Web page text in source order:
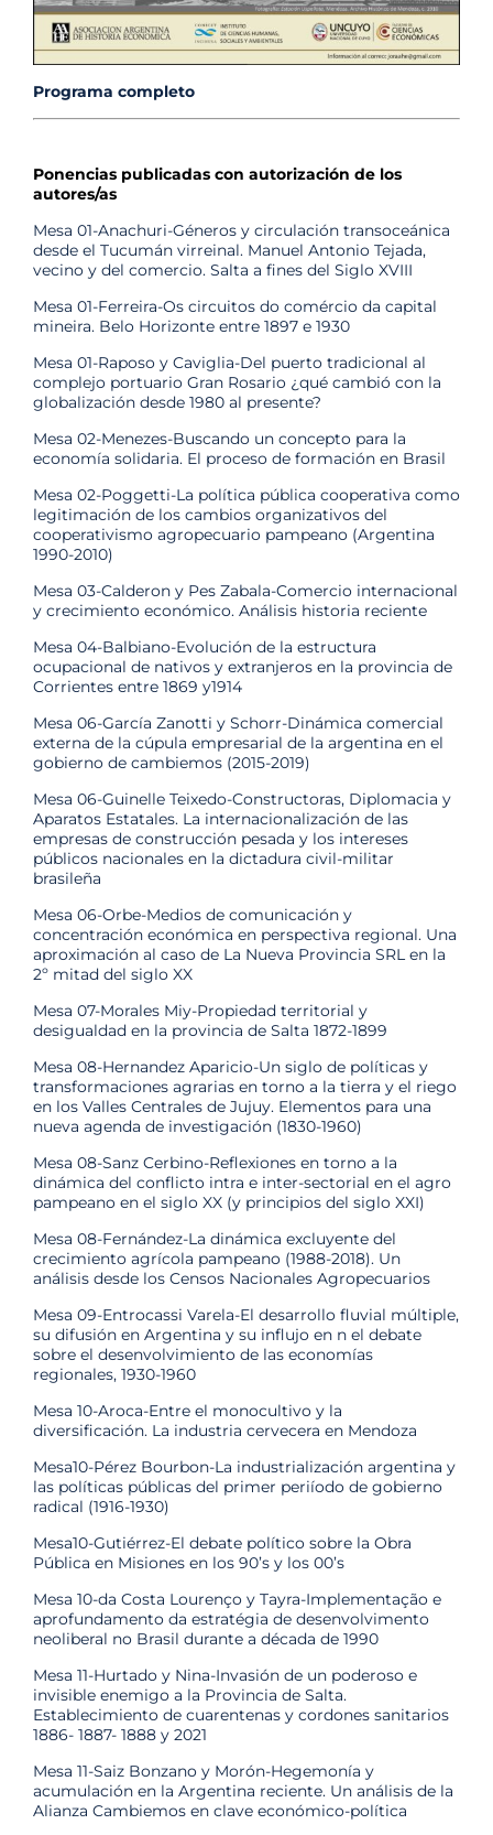
Programa completo
Ponencias publicadas con autorización de los
autores/as
Mesa 01-Anachuri-Géneros y circulación transoceánica
desde el Tucumán virreinal. Manuel Antonio Tejada,
vecino y del comercio. Salta a fines del Siglo XVIII
Mesa 01-Ferreira-Os circuitos do comércio da capital
mineira. Belo Horizonte entre 1897 e 1930
Mesa 01-Raposo y Caviglia-Del puerto tradicional al
complejo portuario Gran Rosario ¿qué cambió con la
globalización desde 1980 al presente?
Mesa 02-Menezes-Buscando un concepto para la
economía solidaria. El proceso de formación en Brasil
Mesa 02-Poggetti-La política pública cooperativa como
legitimación de los cambios organizativos del
cooperativismo agropecuario pampeano (Argentina
1990-2010)
Mesa 03-Calderon y Pes Zabala-Comercio internacional
y crecimiento económico. Análisis historia reciente
Mesa 04-Balbiano-Evolución de la estructura
ocupacional de nativos y extranjeros en la provincia de
Corrientes entre 1869 y1914
Mesa 06-García Zanotti y Schorr-Dinámica comercial
externa de la cúpula empresarial de la argentina en el
gobierno de cambiemos (2015-2019)
Mesa 06-Guinelle Teixedo-Constructoras, Diplomacia y
Aparatos Estatales. La internacionalización de las
empresas de construcción pesada y los intereses
públicos nacionales en la dictadura civil-militar
brasileña
Mesa 06-Orbe-Medios de comunicación y
concentración económica en perspectiva regional. Una
aproximación al caso de La Nueva Provincia SRL en la
2º mitad del siglo XX
Mesa 07-Morales Miy-Propiedad territorial y
desigualdad en la provincia de Salta 1872-1899
Mesa 08-Hernandez Aparicio-Un siglo de políticas y
transformaciones agrarias en torno a la tierra y el riego
en los Valles Centrales de Jujuy. Elementos para una
nueva agenda de investigación (1830-1960)
Mesa 08-Sanz Cerbino-Reflexiones en torno a la
dinámica del conflicto intra e inter-sectorial en el agro
pampeano en el siglo XX (y principios del siglo XXI)
Mesa 08-Fernández-La dinámica excluyente del
crecimiento agrícola pampeano (1988-2018). Un
análisis desde los Censos Nacionales Agropecuarios
Mesa 09-Entrocassi Varela-El desarrollo fluvial múltiple,
su difusión en Argentina y su influjo en n el debate
sobre el desenvolvimiento de las economías
regionales, 1930-1960
Mesa 10-Aroca-Entre el monocultivo y la
diversificación. La industria cervecera en Mendoza
Mesa10-Pérez Bourbon-La industrialización argentina y
las políticas públicas del primer periíodo de gobierno
radical (1916-1930)
Mesa10-Gutiérrez-El debate político sobre la Obra
Pública en Misiones en los 90’s y los 00’s
Mesa 10-da Costa Lourenço y Tayra-Implementação e
aprofundamento da estratégia de desenvolvimento
neoliberal no Brasil durante a década de 1990
Mesa 11-Hurtado y Nina-Invasión de un poderoso e
invisible enemigo a la Provincia de Salta.
Establecimiento de cuarentenas y cordones sanitarios
1886- 1887- 1888 y 2021
Mesa 11-Saiz Bonzano y Morón-Hegemonía y
acumulación en la Argentina reciente. Un análisis de la
Alianza Cambiemos en clave económico-política